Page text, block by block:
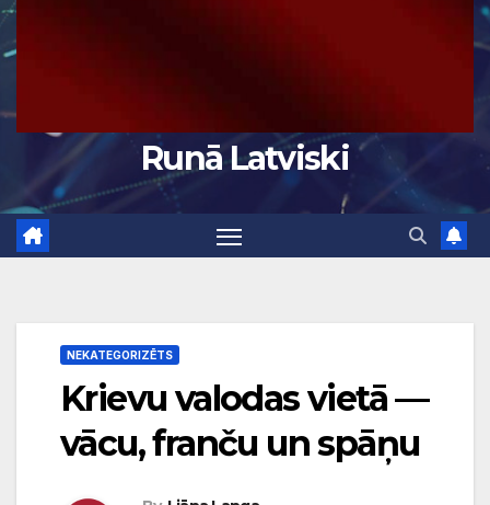
Runā Latviski
NEKATEGORIZĒTS
Krievu valodas vietā —
vācu, franču un spāņu